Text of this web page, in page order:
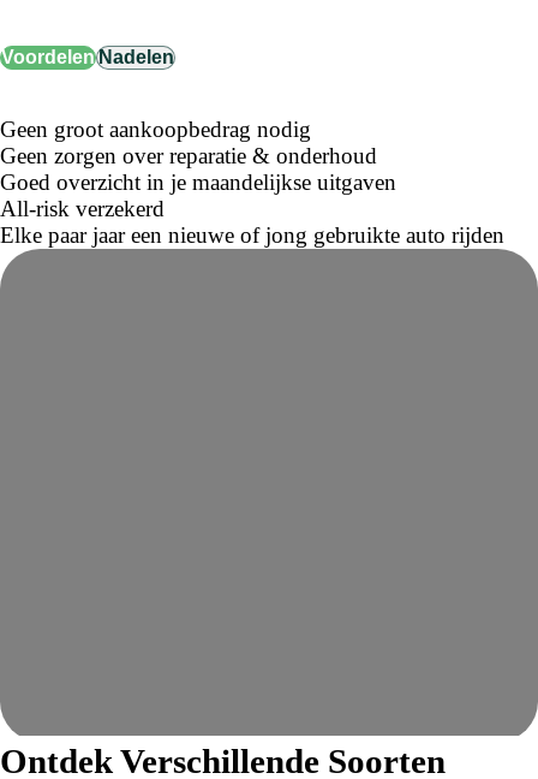
VoordelenNadelen
Geen groot aankoopbedrag nodig
Geen zorgen over reparatie & onderhoud
Goed overzicht in je maandelijkse uitgaven
All-risk verzekerd
Elke paar jaar een nieuwe of jong gebruikte auto rijden
Ontdek Verschillende Soorten